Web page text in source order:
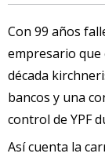
Con 99 años
empresario que
década
bancos y una
control de YPF
Así cuenta la